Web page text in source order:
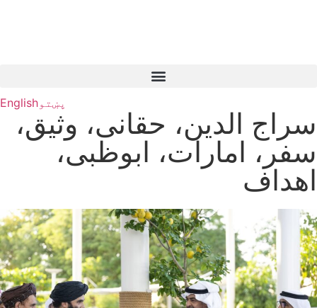
پښتوEnglish
سراج الدین، حقانی، وثیق،
سفر، امارات، ابوظبی،
اهداف